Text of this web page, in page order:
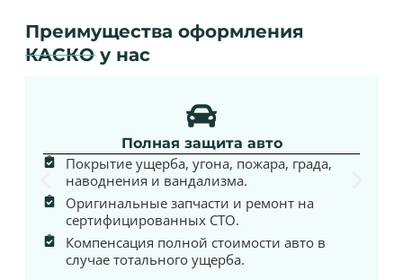
Преимущества оформления
КАСКО у нас
Полная защита авто
Покрытие ущерба, угона, пожара, града,
наводнения и вандализма.
Оригинальные запчасти и ремонт на
сертифицированных СТО.
Компенсация полной стоимости авто в
случае тотального ущерба.